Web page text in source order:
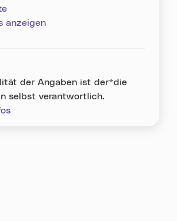
anzeigen
der Angaben ist der*die
selbst verantwortlich.